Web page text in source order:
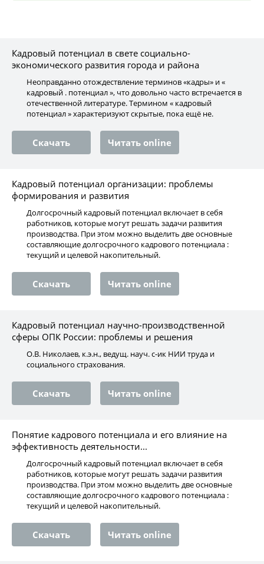
Кадровый потенциал в свете социально-
экономического развития города и района
Неоправданно отождествление терминов «кадры» и «
кадровый . потенциал », что довольно часто встречается в
отечественной литературе. Термином « кадровый
потенциал » характеризуют скрытые, пока ещё не.
Скачать Читать online
Кадровый потенциал организации: проблемы
формирования и развития
Долгосрочный кадровый потенциал включает в себя
работников, которые могут решать задачи развития
производства. При этом можно выделить две основные
составляющие долгосрочного кадрового потенциала :
текущий и целевой накопительный.
Скачать Читать online
Кадровый потенциал научно-производственной
сферы ОПК России: проблемы и решения
О.В. Николаев, к.э.н., ведущ. науч. с-ик НИИ труда и
социального страхования.
Скачать Читать online
Понятие кадрового потенциала и его влияние на
эффективность деятельности...
Долгосрочный кадровый потенциал включает в себя
работников, которые могут решать задачи развития
производства. При этом можно выделить две основные
составляющие долгосрочного кадрового потенциала :
текущий и целевой накопительный.
Скачать Читать online